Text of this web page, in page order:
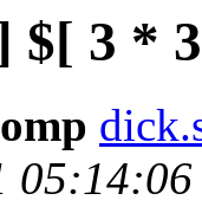
$[ 3 *
05:14:06